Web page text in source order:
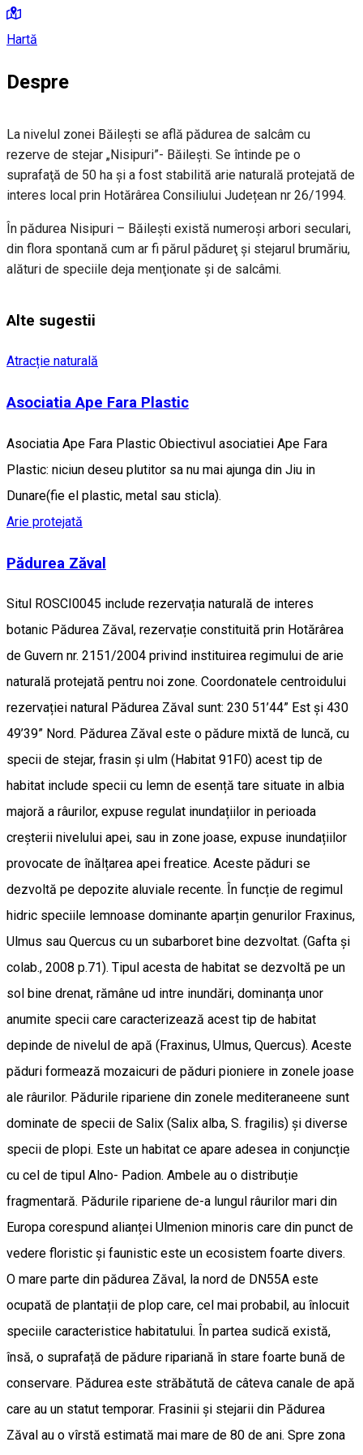
Hartă
Despre
La nivelul zonei Băileşti se află pădurea de salcâm cu
rezerve de stejar „Nisipuri”- Băileşti. Se întinde pe o
suprafaţă de 50 ha și a fost stabilită arie naturală protejată de
interes local prin Hotărârea Consiliului Județean nr 26/1994.
În pădurea Nisipuri – Băileşti există numeroşi arbori seculari,
din flora spontană cum ar fi părul pădureţ şi stejarul brumăriu,
alături de speciile deja menţionate şi de salcâmi.
Alte sugestii
Atracție naturală
Asociatia Ape Fara Plastic
Asociatia Ape Fara Plastic Obiectivul asociatiei Ape Fara
Plastic: niciun deseu plutitor sa nu mai ajunga din Jiu in
Dunare(fie el plastic, metal sau sticla).
Arie protejată
Pădurea Zăval
Situl ROSCI0045 include rezervația naturală de interes
botanic Pădurea Zăval, rezervație constituită prin Hotărârea
de Guvern nr. 2151/2004 privind instituirea regimului de arie
naturală protejată pentru noi zone. Coordonatele centroidului
rezervației natural Pădurea Zăval sunt: 230 51’44” Est și 430
49’39” Nord. Pădurea Zăval este o pădure mixtă de luncă, cu
specii de stejar, frasin și ulm (Habitat 91F0) acest tip de
habitat include specii cu lemn de esență tare situate in albia
majoră a râurilor, expuse regulat inundațiilor in perioada
creșterii nivelului apei, sau in zone joase, expuse inundațiilor
provocate de înălțarea apei freatice. Aceste păduri se
dezvoltă pe depozite aluviale recente. În funcție de regimul
hidric speciile lemnoase dominante aparțin genurilor Fraxinus,
Ulmus sau Quercus cu un subarboret bine dezvoltat. (Gafta și
colab., 2008 p.71). Tipul acesta de habitat se dezvoltă pe un
sol bine drenat, rămâne ud intre inundări, dominanța unor
anumite specii care caracterizează acest tip de habitat
depinde de nivelul de apă (Fraxinus, Ulmus, Quercus). Aceste
păduri formează mozaicuri de păduri pioniere in zonele joase
ale râurilor. Pădurile ripariene din zonele mediteraneene sunt
dominate de specii de Salix (Salix alba, S. fragilis) și diverse
specii de plopi. Este un habitat ce apare adesea in conjuncție
cu cel de tipul Alno- Padion. Ambele au o distribuție
fragmentară. Pădurile ripariene de-a lungul râurilor mari din
Europa corespund alianței Ulmenion minoris care din punct de
vedere floristic și faunistic este un ecosistem foarte divers.
O mare parte din pădurea Zăval, la nord de DN55A este
ocupată de plantații de plop care, cel mai probabil, au înlocuit
speciile caracteristice habitatului. În partea sudică există,
însă, o suprafață de pădure ripariană în stare foarte bună de
conservare. Pădurea este străbătută de câteva canale de apă
care au un statut temporar. Frasinii și stejarii din Pădurea
Zăval au o vîrstă estimată mai mare de 80 de ani. Spre zona